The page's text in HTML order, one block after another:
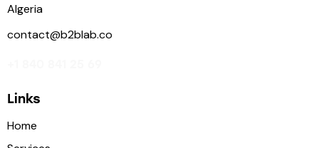
Algeria
contact@b2blab.co
Links
Home